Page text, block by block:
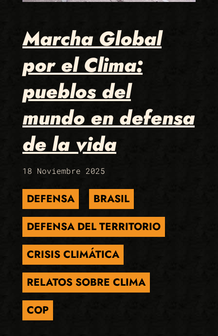
Marcha Global
por el Clima:
pueblos del
mundo en defensa
de la vida
18 Noviembre 2025
DEFENSA
BRASIL
DEFENSA DEL TERRITORIO
CRISIS CLIMÁTICA
RELATOS SOBRE CLIMA
COP